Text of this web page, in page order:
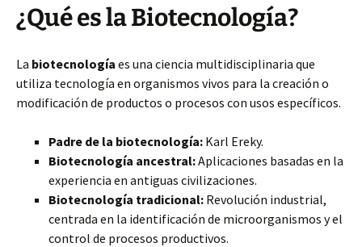
¿Qué es la Biotecnología?
La biotecnología es una ciencia multidisciplinaria que
utiliza tecnología en organismos vivos para la creación o
modificación de productos o procesos con usos específicos.
Padre de la biotecnología: Karl Ereky.
Biotecnología ancestral:Aplicaciones basadas en la
experiencia en antiguas civilizaciones.
Biotecnología tradicional: Revolución industrial,
centrada en la identificación de microorganismos y el
control de procesos productivos.